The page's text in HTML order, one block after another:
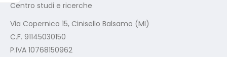
Centro studi e ricerche
Via Copernico 15, Cinisello Balsamo (MI)
C.F. 91145030150
P.IVA 10768150962